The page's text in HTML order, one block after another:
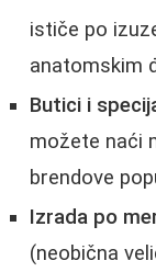
ističe po
anatomskim
Butici i
možete naći
brendove
Izrada po
(neobična